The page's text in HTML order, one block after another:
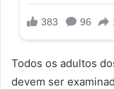
Todos os adultos
devem ser